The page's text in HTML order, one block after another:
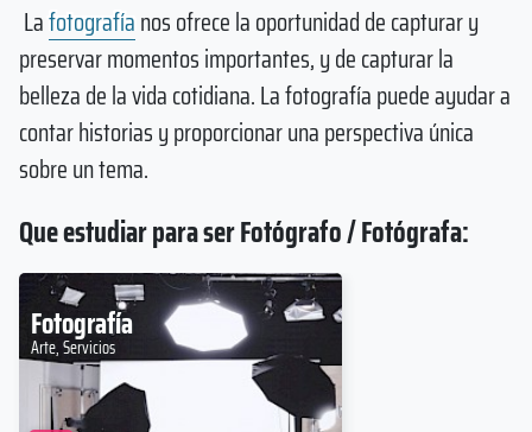
Lafotografíanos ofrece la oportunidad de capturar y
preservar momentos importantes, y de capturar la
belleza de la vida cotidiana. La fotografía puede ayudar a
contar historias y proporcionar una perspectiva única
sobre un tema.
Que estudiar para ser Fotógrafo / Fotógrafa:
Fotografía
Arte, Servicios